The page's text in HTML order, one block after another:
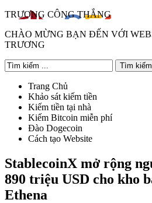
TRƯƠNG CÔNG THẮNG
CHÀO MỪNG BẠN ĐẾN VỚI
TRƯƠNG
Trang Chủ
Khảo sát kiếm tiền
Kiếm tiền tại nhà
Kiếm Bitcoin miễn phí
Đào Dogecoin
Cách tạo Website
StablecoinX mở rộng
890 triệu USD cho kho
Ethena